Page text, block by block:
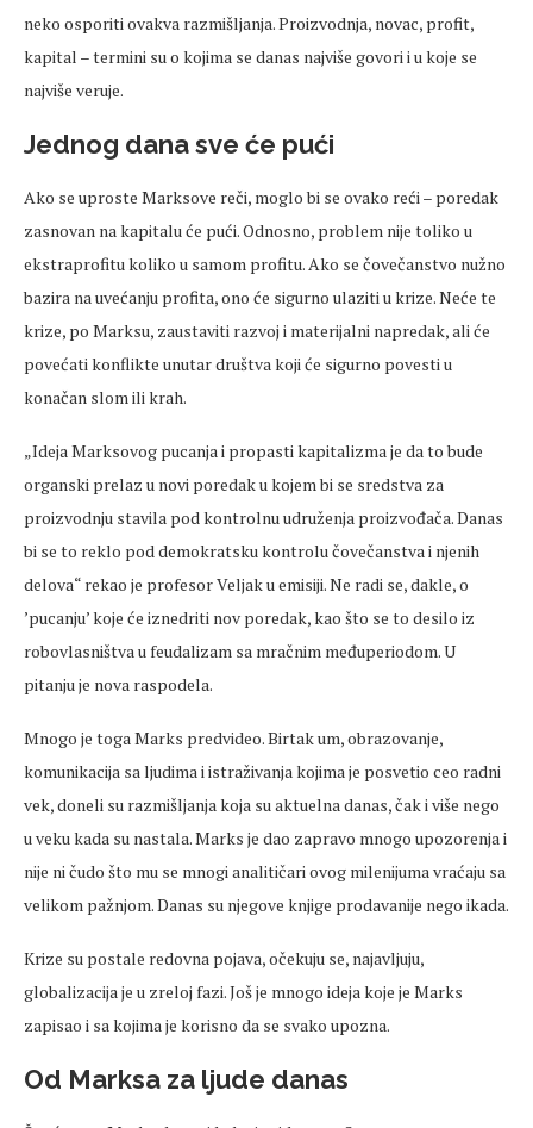
neko osporiti ovakva razmišljanja. Proizvodnja, novac, profit,
kapital – termini su o kojima se danas najviše govori i u koje se
najviše veruje.
Jednog dana sve će pući
Ako se uproste Marksove reči, moglo bi se ovako reći – poredak
zasnovan na kapitalu će pući. Odnosno, problem nije toliko u
ekstraprofitu koliko u samom profitu. Ako se čovečanstvo nužno
bazira na uvećanju profita, ono će sigurno ulaziti u krize. Neće te
krize, po Marksu, zaustaviti razvoj i materijalni napredak, ali će
povećati konflikte unutar društva koji će sigurno povesti u
konačan slom ili krah.
„Ideja Marksovog pucanja i propasti kapitalizma je da to bude
organski prelaz u novi poredak u kojem bi se sredstva za
proizvodnju stavila pod kontrolnu udruženja proizvođača. Danas
bi se to reklo pod demokratsku kontrolu čovečanstva i njenih
delova“ rekao je profesor Veljak u emisiji. Ne radi se, dakle, o
’pucanju’ koje će iznedriti nov poredak, kao što se to desilo iz
robovlasništva u feudalizam sa mračnim međuperiodom. U
pitanju je nova raspodela.
Mnogo je toga Marks predvideo. Birtak um, obrazovanje,
komunikacija sa ljudima i istraživanja kojima je posvetio ceo radni
vek, doneli su razmišljanja koja su aktuelna danas, čak i više nego
u veku kada su nastala. Marks je dao zapravo mnogo upozorenja i
nije ni čudo što mu se mnogi analitičari ovog milenijuma vraćaju sa
velikom pažnjom. Danas su njegove knjige prodavanije nego ikada.
Krize su postale redovna pojava, očekuju se, najavljuju,
globalizacija je u zreloj fazi. Još je mnogo ideja koje je Marks
zapisao i sa kojima je korisno da se svako upozna.
Od Marksa za ljude danas